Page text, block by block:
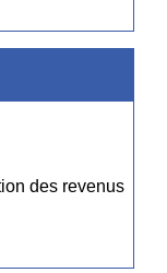
des revenus